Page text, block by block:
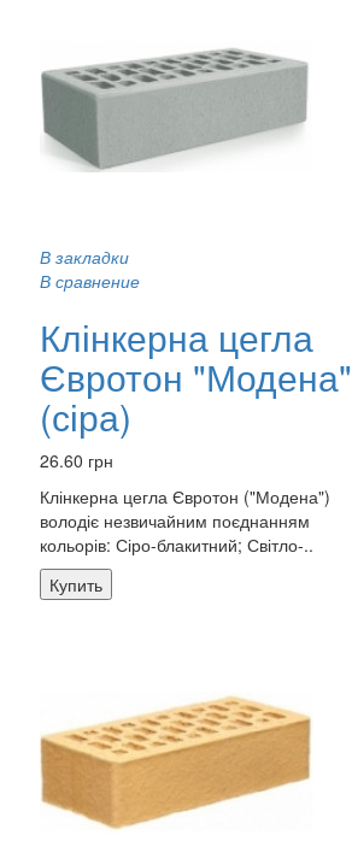
В закладки
В сравнение
Клінкерна цегла
Євротон "Модена"
(сіра)
26.60 грн
Клінкерна цегла Євротон ("Модена")
володіє незвичайним поєднанням
кольорів: Сіро-блакитний; Світло-..
Купить